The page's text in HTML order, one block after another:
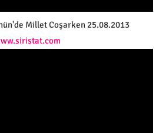
Millet Coşarken 25.08.2013